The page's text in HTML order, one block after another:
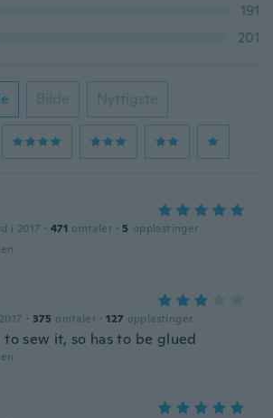
191
201
Bilde Nyttigste
i 2017 · 471 omtaler · 5 opplastinger
· 375 omtaler · 127 opplastinger
to sew it, so has to be glued